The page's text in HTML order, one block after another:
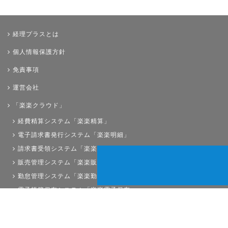
経理プラスとは
個人情報保護方針
免責事項
運営会社
「楽楽クラウド」
経費精算システム「楽楽精算」
電子請求書発行システム「楽楽明細」
請求書受領システム「楽楽請求」
販売管理システム「楽楽販売」
勤怠管理システム「楽楽勤怠」
電子帳簿保存システム「楽楽電子保存」